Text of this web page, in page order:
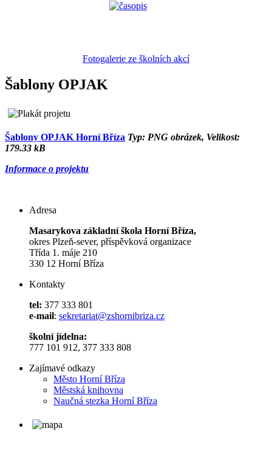
Fotogalerie ze školních akcí
Šablony OPJAK
Šablony OPJAK Horní Bříza Typ: PNG obrázek, Velikost:
179.33 kB
Informace o projektu
Adresa
Masarykova základní škola Horní Bříza,
okres Plzeň-sever, příspěvková organizace
Třída 1. máje 210
330 12 Horní Bříza
Kontakty
tel: 377 333 801
e-mail: sekretariat@zshornibriza.cz
školní jídelna:
777 101 912, 377 333 808
Zajímavé odkazy
Město Horní Bříza
Městská knihovna
Naučná stezka Horní Bříza